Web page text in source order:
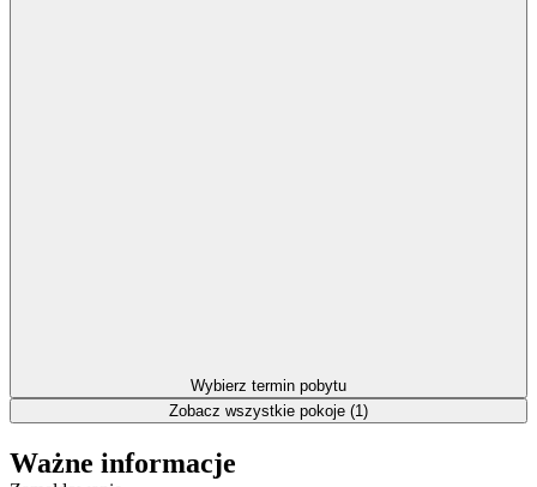
Wybierz termin pobytu
Zobacz wszystkie pokoje (1)
Ważne informacje